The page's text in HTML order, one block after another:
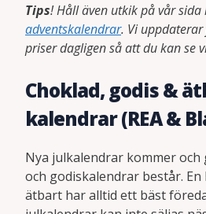
Tips! Håll även utkik på vår sida
adventskalendrar. Vi
priser dagligen så att du kan se
Choklad, godis &
kalendrar (REA &
Nya julkalendrar kommer och
och godiskalendrar består.
ätbart har alltid ett bäst